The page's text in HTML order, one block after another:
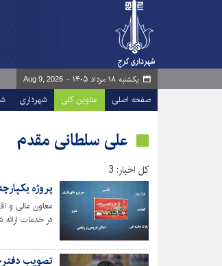
یکشنبه ۱۸ مرداد ۱۴۰۵ - Aug 9, 2026
صفحه اصلی عناوین کلی شهرداری
علی سلطانی مقدم
کل اخبار: 3
پروژه
معاون مالی و
در خدمات